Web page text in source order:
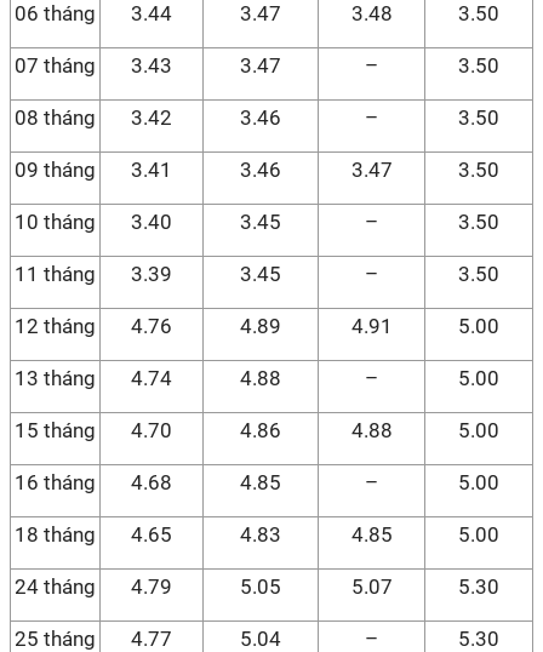
06 tháng 3.44 3.47 3.48 3.50
07 tháng 3.43 3.47 – 3.50
08 tháng 3.42 3.46 – 3.50
09 tháng 3.41 3.46 3.47 3.50
10 tháng 3.40 3.45 – 3.50
11 tháng 3.39 3.45 – 3.50
12 tháng 4.76 4.89 4.91 5.00
13 tháng 4.74 4.88 – 5.00
15 tháng 4.70 4.86 4.88 5.00
16 tháng 4.68 4.85 – 5.00
18 tháng 4.65 4.83 4.85 5.00
24 tháng 4.79 5.05 5.07 5.30
25 tháng 4.77 5.04 – 5.30